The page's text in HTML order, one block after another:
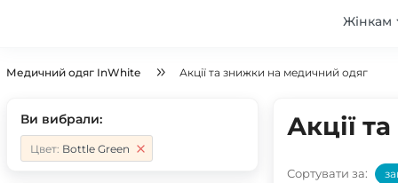
Жінкам
Медичний одяг InWhite Акції та знижки на медичний одяг
Ви вибрали:
Цвет: Bottle Green
Акції
Сортувати за: